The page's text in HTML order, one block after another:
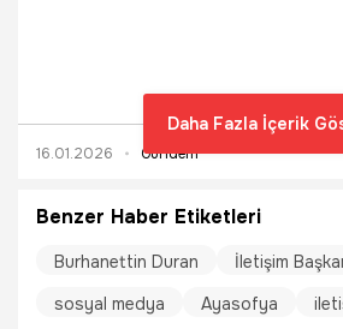
16.01.2026 Gündem
Daha Fazla İçerik
Benzer Haber Etiketleri
Burhanettin Duran
İletişim
sosyal medya
Ayasofya